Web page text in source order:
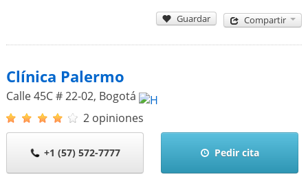
Guardar Compartir
Clínica Palermo
Calle 45C # 22-02, Bogotá
2 opiniones
+1 (57) 572-7777 Pedir cita